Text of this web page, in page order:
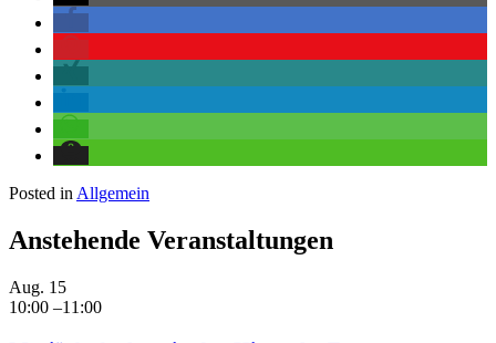
Posted in Allgemein
Anstehende Veranstaltungen
Aug. 15
10:00 –11:00